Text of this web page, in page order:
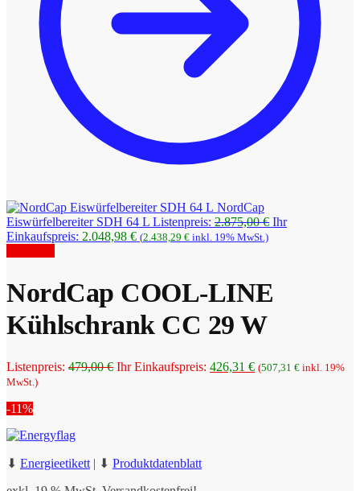
NordCap
Eiswürfelbereiter SDH 64 L Listenpreis: 2.875,00€ Ursprünglicher
Ihr
Einkaufspreis: 2.048,98 €Aktueller
(2.438,29 € inkl. 19% MwSt.)
NordCap COOL-LINE
Kühlschrank CC 29 W
Listenpreis: 479,00€ Ursprünglicher
Ihr Einkaufspreis: 426,31 €Aktueller
(507,31 € inkl. 19%
MwSt.)
-11%
⬇ Energieetikett | ⬇ Produktdatenblatt